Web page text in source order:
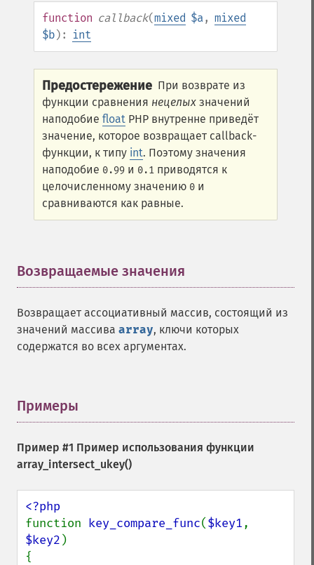
function callback(mixed $a, mixed
$b): int
Предостережение При возврате из
функции сравнения нецелых значений
наподобие float PHP внутренне приведёт
значение, которое возвращает callback-
функции, к типу int. Поэтому значения
наподобие 0.99 и 0.1 приводятся к
целочисленному значению 0 и
сравниваются как равные.
Возвращаемые значения
Возвращает ассоциативный массив, состоящий из
значений массива array, ключи которых
содержатся во всех аргументах.
Примеры
Пример #1 Пример использования функции
array_intersect_ukey()
function key_compare_func($key1
$key2 )
{